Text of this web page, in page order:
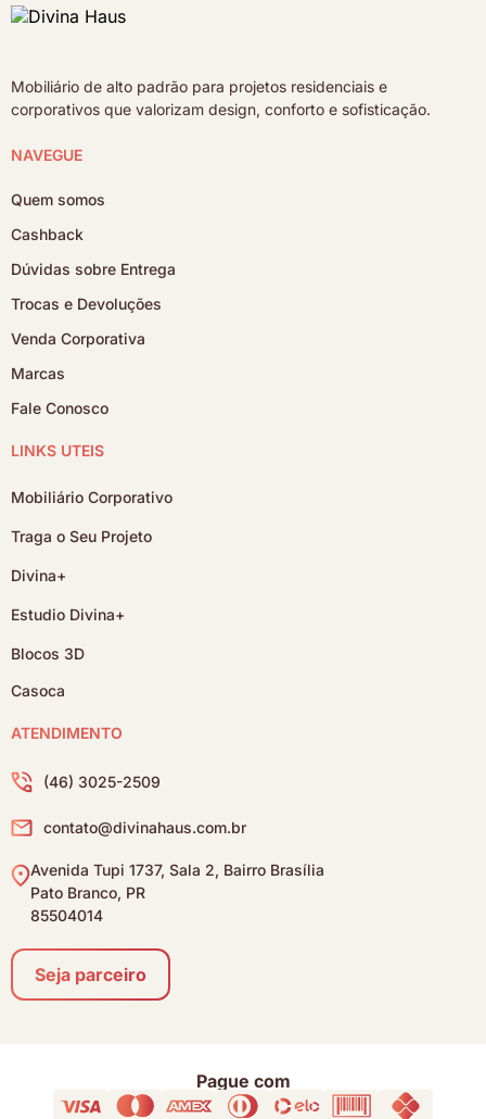
Mobiliário de alto padrão para projetos residenciais e
corporativos que valorizam design, conforto e sofisticação.
NAVEGUE
Quem somos
Cashback
Dúvidas sobre Entrega
Trocas e Devoluções
Venda Corporativa
Marcas
Fale Conosco
LINKS ÚTEIS
Mobiliário Corporativo
Traga o Seu Projeto
Divina+
Estudio Divina+
Blocos 3D
Casoca
ATENDIMENTO
(46) 3025-2509
contato@divinahaus.com.br
Avenida Tupi 1737, Sala 2, Bairro Brasília
Pato Branco, PR
85504014
Seja parceiro
Pague com